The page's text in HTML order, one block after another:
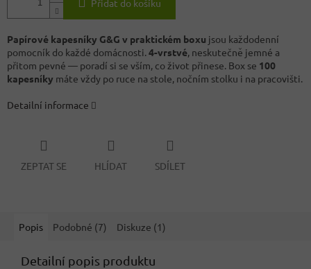
Přidat do košíku
Papírové kapesníky G&G v praktickém boxu jsou každodenní
pomocník do každé domácnosti.4-vrstvé, neskutečně jemné a
přitom pevné — poradí si se vším, co život přinese. Box se 100
kapesníky máte vždy po ruce na stole, nočním stolku i na pracovišti.
Detailní informace
ZEPTAT SE HLÍDAT SDÍLET
Popis Podobné (7) Diskuze (1)
Detailní popis produktu